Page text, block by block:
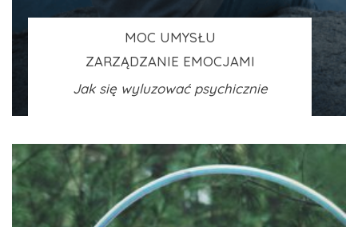
MOC UMYSŁU
ZARZĄDZANIE EMOCJAMI
Jak się wyluzować psychicznie